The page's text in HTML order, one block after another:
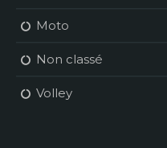
Moto
Non classé
Volley